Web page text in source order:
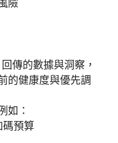
險
傳的數據與洞察，
的健康度與優先調
如：
碼預算